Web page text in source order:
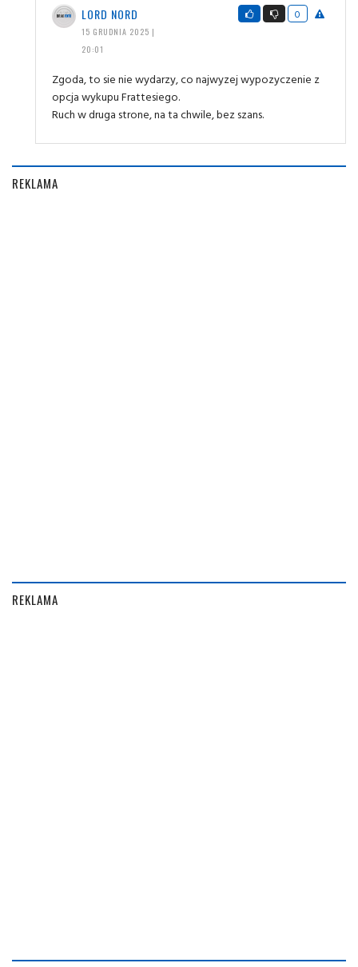
LORD NORD
15 GRUDNIA 2025 |
20:01
0
Zgoda, to sie nie wydarzy, co najwyzej wypozyczenie z
opcja wykupu Frattesiego.
Ruch w druga strone, na ta chwile, bez szans.
REKLAMA
REKLAMA